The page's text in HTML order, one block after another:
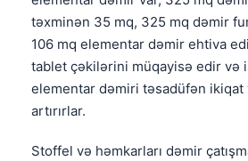
təxminən 35 mq, 325 mq dəmir
106 mq elementar dəmir ehtiva
tablet çəkilərini müqayisə edir və
elementar dəmiri təsadüfən ikiqat
artırırlar.
Stoffel və həmkarları dəmir